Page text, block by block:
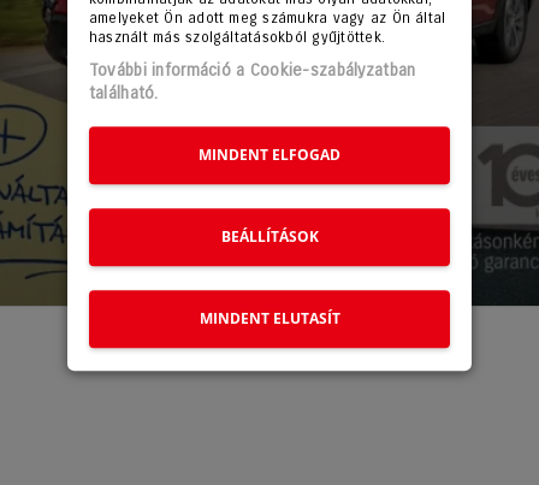
amelyeket Ön adott meg számukra vagy az Ön által
használt más szolgáltatásokból gyűjtöttek.
További információ a Cookie-szabályzatban
található.
MINDENT ELUTASÍT
BEÁLLÍTÁSOK
MINDENT ELFOGAD